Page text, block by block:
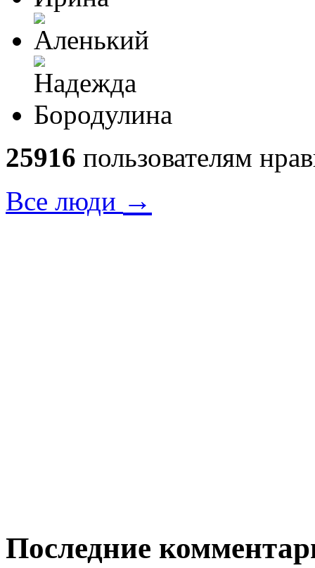
25916 пользователям
Все люди →
Последние